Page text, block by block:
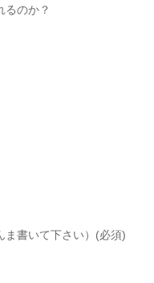
るのか？
書いて下さい） (必須)